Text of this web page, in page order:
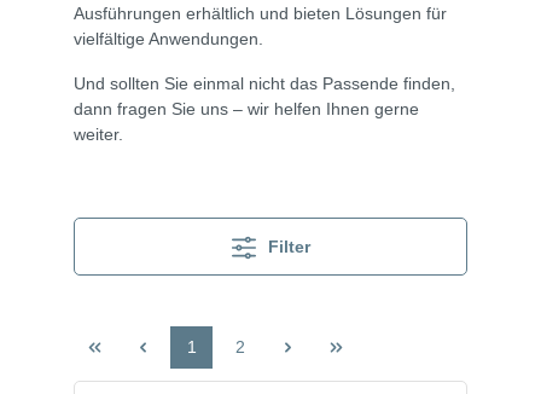
Ausführungen erhältlich und bieten Lösungen für
vielfältige Anwendungen.
Und sollten Sie einmal nicht das Passende finden,
dann fragen Sie uns – wir helfen Ihnen gerne
weiter.
Filter
1 2